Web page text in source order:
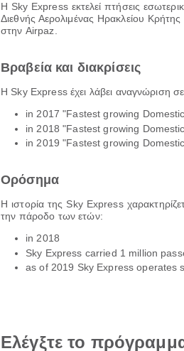
Η Sky Express εκτελεί πτήσεις
Διεθνής Αερολιμένας Ηρακλείου
στην Airpaz.
Βραβεία και διακρίσεις
Η Sky Express έχει λάβει αναγνώριση
in 2017 "Fastest growing
in 2018 "Fastest growing
in 2019 "Fastest growing
Ορόσημα
Η ιστορία της Sky Express
την πάροδο των ετών:
in 2018
Sky Express carried 1 million
as of 2019 Sky Express operates
Ελέγξτε το